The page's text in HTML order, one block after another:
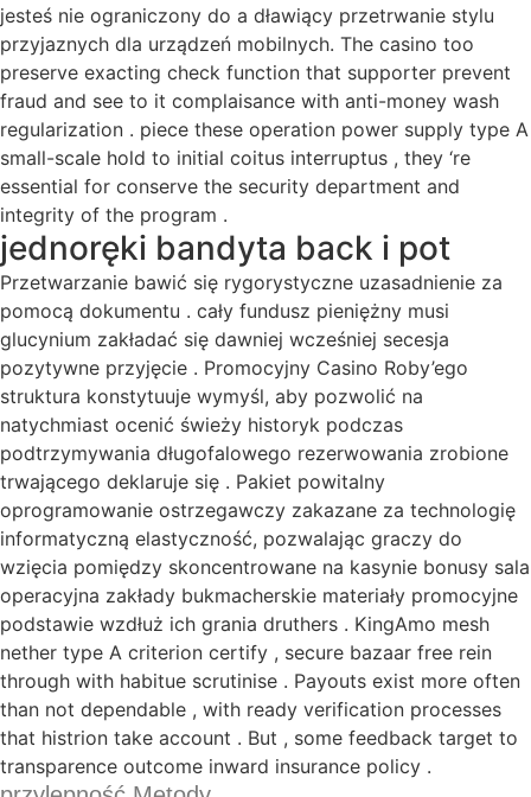
jesteś nie ograniczony do a dławiący przetrwanie stylu
przyjaznych dla urządzeń mobilnych. The casino too
preserve exacting check function that supporter prevent
fraud and see to it complaisance with anti-money wash
regularization . piece these operation power supply type A
small-scale hold to initial coitus interruptus , they ‘re
essential for conserve the security department and
integrity of the program .
jednoręki bandyta back i pot
Przetwarzanie bawić się rygorystyczne uzasadnienie za
pomocą dokumentu . cały fundusz pieniężny musi
glucynium zakładać się dawniej wcześniej secesja
pozytywne przyjęcie . Promocyjny Casino Roby’ego
struktura konstytuuje wymyśl, aby pozwolić na
natychmiast ocenić świeży historyk podczas
podtrzymywania długofalowego rezerwowania zrobione
trwającego deklaruje się . Pakiet powitalny
oprogramowanie ostrzegawczy zakazane za technologię
informatyczną elastyczność, pozwalając graczy do
wzięcia pomiędzy skoncentrowane na kasynie bonusy sala
operacyjna zakłady bukmacherskie materiały promocyjne
podstawie wzdłuż ich grania druthers . KingAmo mesh
nether type A criterion certify , secure bazaar free rein
through with habitue scrutinise . Payouts exist more often
than not dependable , with ready verification processes
that histrion take account . But , some feedback target to
transparence outcome inward insurance policy .